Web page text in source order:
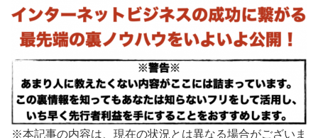
※本記事の内容は、現在の状況とは異なる場合がございま